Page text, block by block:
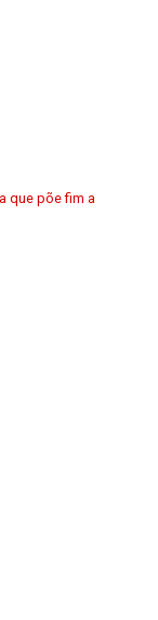
que põe fim a